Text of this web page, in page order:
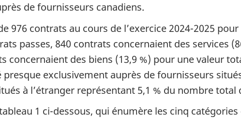
de fournisseurs canadiens.
976 contrats au cours de l’exercice 2024-2025
passes, 840 contrats concernaient des services
concernaient des biens (13,9 %) pour une valeur
presque exclusivement auprès de fournisseurs
à l’étranger représentant 5,1 % du nombre total
1 ci-dessous, qui énumère les cinq